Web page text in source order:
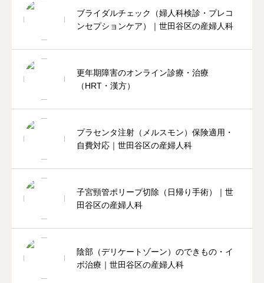
ブライダルチェック（婦人科検診・プレコ
ンセプションケア）｜世田谷区の産婦人科
更年期障害のオンライン診療・治療
（HRT・漢方）
プラセンタ注射（メルスモン）保険適用・
自費対応｜世田谷区の産婦人科
子宮頸管ポリープ切除（日帰り手術）｜世
田谷区の産婦人科
陰部（デリケートゾーン）のできもの・イ
ボ治療｜世田谷区の産婦人科